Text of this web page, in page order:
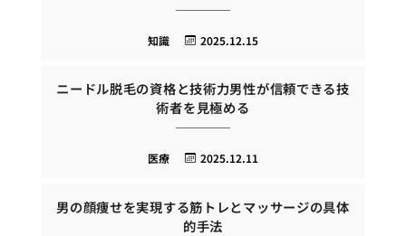
2025.12.15
知識
ニードル脱毛の資格と技術力男性が信頼できる技
術者を見極める
2025.12.11
医療
男の顔痩せを実現する筋トレとマッサージの具体
的手法